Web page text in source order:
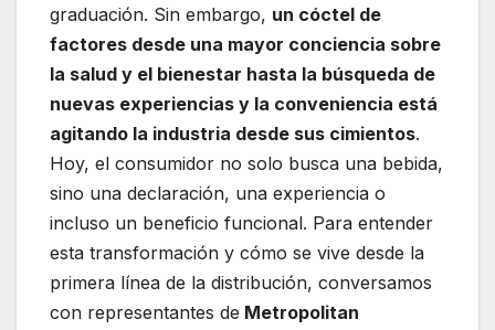
graduación. Sin embargo, un cóctel de
factores desde una mayor conciencia sobre
la salud y el bienestar hasta la búsqueda de
nuevas experiencias y la conveniencia está
agitando la industria desde sus cimientos.
Hoy, el consumidor no solo busca una bebida,
sino una declaración, una experiencia o
incluso un beneficio funcional. Para entender
esta transformación y cómo se vive desde la
primera línea de la distribución, conversamos
con representantes de Metropolitan